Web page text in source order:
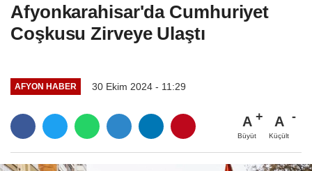
Afyonkarahisar'da Cumhuriyet
Coşkusu Zirveye Ulaştı
AFYON HABER 30 Ekim 2024 - 11:29
A
Büyüt
A
Küçült